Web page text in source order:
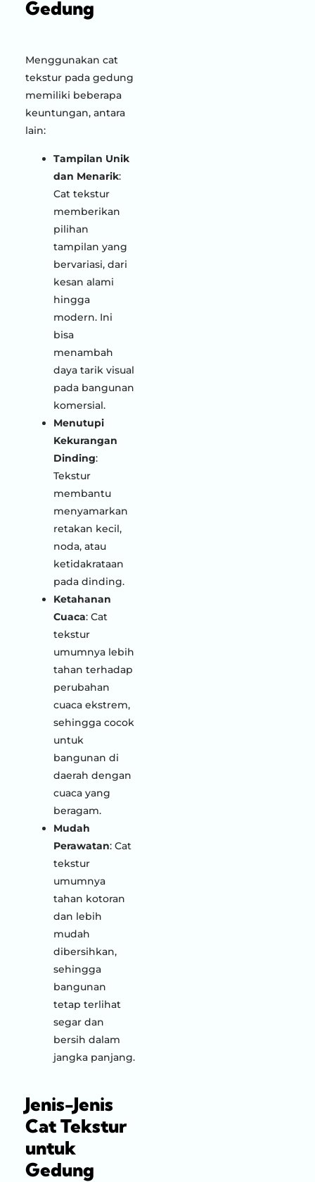
Gedung
Menggunakan cat
tekstur pada gedung
memiliki beberapa
keuntungan, antara
lain:
Tampilan Unik
dan Menarik:
Cat tekstur
memberikan
pilihan
tampilan yang
bervariasi, dari
kesan alami
hingga
modern. Ini
bisa
menambah
daya tarik visual
pada bangunan
komersial.
Menutupi
Kekurangan
Dinding:
Tekstur
membantu
menyamarkan
retakan kecil,
noda, atau
ketidakrataan
pada dinding.
Ketahanan
Cuaca: Cat
tekstur
umumnya lebih
tahan terhadap
perubahan
cuaca ekstrem,
sehingga cocok
untuk
bangunan di
daerah dengan
cuaca yang
beragam.
Mudah
Perawatan: Cat
tekstur
umumnya
tahan kotoran
dan lebih
mudah
dibersihkan,
sehingga
bangunan
tetap terlihat
segar dan
bersih dalam
jangka panjang.
Jenis-Jenis
Cat Tekstur
untuk
Gedung